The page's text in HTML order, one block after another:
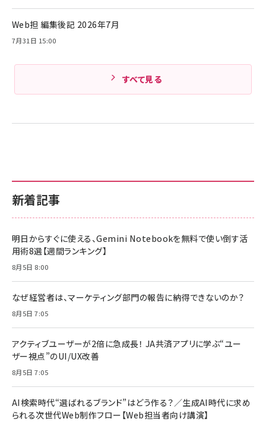
Amazonランキングをもっと見る
新着記事
明日からすぐに使える、Gemini Notebookを無料で使い倒す活
用術8選【週間ランキング】
8月5日 8:00
なぜ経営者は、マーケティング部門の報告に納得できないのか？
8月5日 7:05
アクティブユーザーが2倍に急成長！ JA共済アプリに学ぶ“ユー
ザー視点”のUI/UX改善
8月5日 7:05
AI検索時代“選ばれるブランド”はどう作る？／生成AI時代に求め
られる次世代Web制作フロー【Web担当者向け講演】
Web担 編集後記 2026年7月
7月31日 15:00
すべて見る